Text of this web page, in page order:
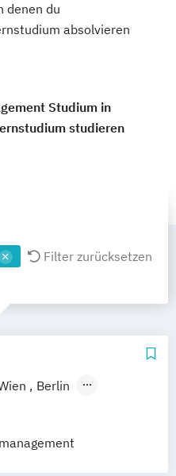
denen du
absolvieren
Studium in
studieren
Filter zurücksetzen
Berlin
Hamburg